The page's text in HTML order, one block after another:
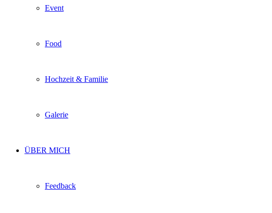
Event
Food
Hochzeit & Familie
Galerie
ÜBER MICH
Feedback